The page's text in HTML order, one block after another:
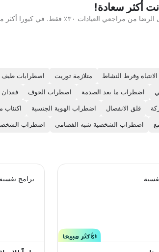
العيادات ٣٠٪ فقط. في كيورا أكثر من ٨٣٪ راضون عن أطبائنا
وفرط النشاط متلازمة توريت اضطرابات طيف
اضطراب ما بعد الصدمة اضطراب الخوف فقدان
قلق الانفصال اضطراب الهوية الجنسية اكتئاب
اضطراب الشخصية شبه الفصامي اضطراب
برامج نفسية